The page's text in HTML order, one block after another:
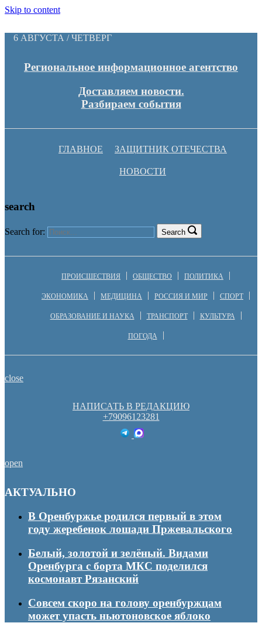
Skip to content
6 АВГУСТА / ЧЕТВЕРГ
Региональное информационное агентство
Доставляем новости.
Разбираем события
ГЛАВНОЕ ЗАЩИТНИК ОТЕЧЕСТВА
НОВОСТИ
search
Search for: Search
ПРОИСШЕСТВИЯ ОБЩЕСТВО ПОЛИТИКА
ЭКОНОМИКА МЕДИЦИНА РОССИЯ И МИР СПОРТ
ОБРАЗОВАНИЕ И НАУКА ТРАНСПОРТ КУЛЬТУРА
ПОГОДА
close
НАПИСАТЬ В РЕДАКЦИЮ
+79096123281
open
АКТУАЛЬНО
В Оренбуржье родился первый в этом
году жеребенок лошади Пржевальского
Белый, золотой и зелёный. Видами
Оренбурга с борта МКС поделился
космонавт Рязанский
Совсем скоро на голову оренбуржцам
может упасть ньютоновское яблоко